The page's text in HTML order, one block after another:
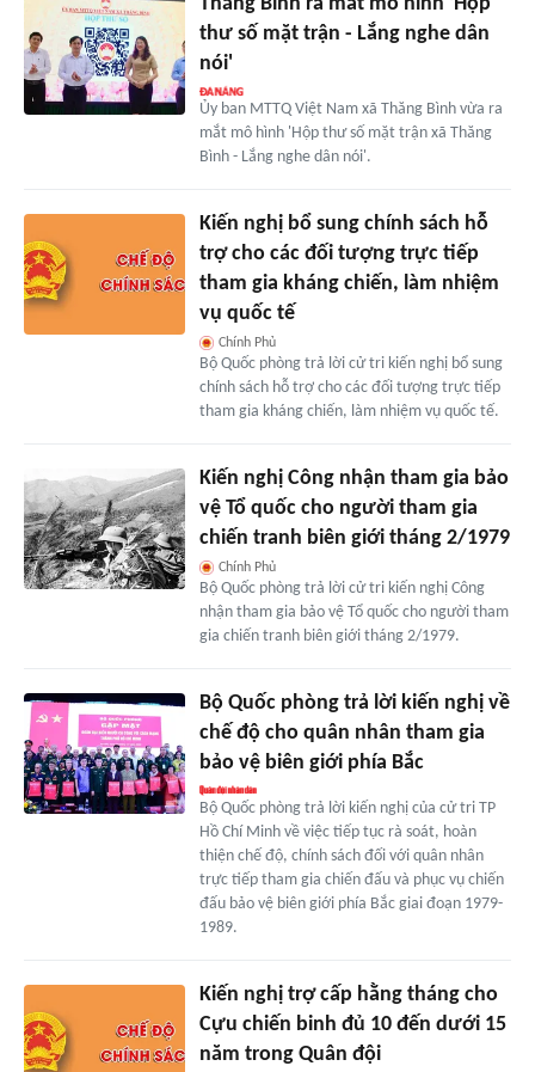
Thăng Bình ra mắt mô hình 'Hộp
thư số mặt trận - Lắng nghe dân
nói'
Ủy ban MTTQ Việt Nam xã Thăng Bình vừa ra
mắt mô hình 'Hộp thư số mặt trận xã Thăng
Bình - Lắng nghe dân nói'.
Kiến nghị bổ sung chính sách hỗ
trợ cho các đối tượng trực tiếp
tham gia kháng chiến, làm nhiệm
vụ quốc tế
Chính Phủ
Bộ Quốc phòng trả lời cử tri kiến nghị bổ sung
chính sách hỗ trợ cho các đối tượng trực tiếp
tham gia kháng chiến, làm nhiệm vụ quốc tế.
Kiến nghị Công nhận tham gia bảo
vệ Tổ quốc cho người tham gia
chiến tranh biên giới tháng 2/1979
Chính Phủ
Bộ Quốc phòng trả lời cử tri kiến nghị Công
nhận tham gia bảo vệ Tổ quốc cho người tham
gia chiến tranh biên giới tháng 2/1979.
Bộ Quốc phòng trả lời kiến nghị về
chế độ cho quân nhân tham gia
bảo vệ biên giới phía Bắc
Bộ Quốc phòng trả lời kiến nghị của cử tri TP
Hồ Chí Minh về việc tiếp tục rà soát, hoàn
thiện chế độ, chính sách đối với quân nhân
trực tiếp tham gia chiến đấu và phục vụ chiến
đấu bảo vệ biên giới phía Bắc giai đoạn 1979-
1989.
Kiến nghị trợ cấp hằng tháng cho
Cựu chiến binh đủ 10 đến dưới 15
năm trong Quân đội